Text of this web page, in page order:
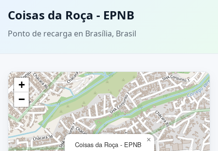
Coisas da Roça - EPNB
Ponto de recarga en Brasília, Brasil
Coisas da Roça - EPNB
×
+
−